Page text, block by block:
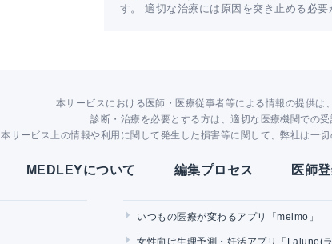
す。 適切な治療には原因を突き止める必
本サービスにおける医師・医療従事者等による情報の提供は
診断・治療を必要とする方は、適切な医療機関での受
本サービス上の情報や利用に関して発生した損害等に関して、弊社は一
MEDLEYについて 編集プロセス 医師
いつもの医療が変わるアプリ「melmo」
女性向け生理予測・妊活アプリ「Lalune(ラ